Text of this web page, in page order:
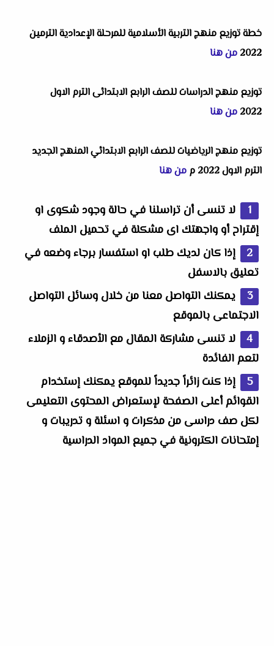
خطة توزيع منهج التربية الأسلامية للمرحلة الإعدادية الترمين
2022 من هنا
توزيع منهج الدراسات للصف الرابع الابتدائى الترم الاول
2022 من هنا
توزيع منهج الرياضيات للصف الرابع الابتدائي المنهج الجديد
الترم الاول 2022 م
من هنا
لا تنسى أن تراسلنا في حالة وجود شكوى او
إقتراح أو واجهتك اى مشكلة في تحميل الملف
إذا كان لديك طلب او استفسار برجاء وضعه في
تعليق بالاسفل
يمكنك التواصل معنا من خلال وسائل التواصل
الاجتماعى بالموقع
لا تنسى مشاركة المقال مع الأصدقاء و الزملاء
لتعم الفائدة
إذا كنت زائراً جديداً للموقع يمكنك إستخدام
القوائم أعلى الصفحة لإستعراض المحتوى التعليمى
لكل صف دراسى من مذكرات و اسئلة و تدريبات و
إمتحانات الكترونية في جميع المواد الدراسية